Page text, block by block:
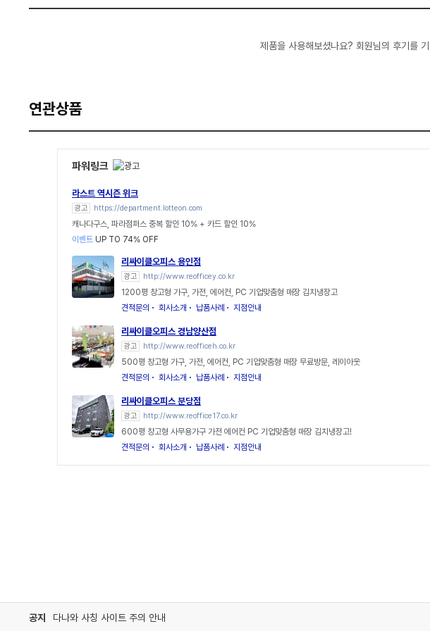
제품을 사용해보셨나요? 회원님의 후기를
연관상품
파워링크
라스트 역시즌 위크
광고 https://department.lotteon.com
캐나다구스, 파라점퍼스 중복 할인 10% + 카드 할인 10%
이벤트 UP TO 74% OFF
리싸이클오피스 용인점
광고 http://www.reofficey.co.kr
1200평 창고형 가구, 가전, 에어컨, PC 기업맞춤형 매장 김치냉장고
견적문의
회사소개 납품사례 지점안내
리싸이클오피스 경남양산점
광고 http://www.reofficeh.co.kr
500평 창고형 가구, 가전, 에어컨, PC 기업맞춤형 매장 무료방문, 레이아웃
견적문의
회사소개 납품사례 지점안내
리싸이클오피스 분당점
광고 http://www.reoffice17.co.kr
600평 창고형 사무용가구 가전 에어컨 PC 기업맞춤형 매장 김치냉장고!
견적문의
회사소개 납품사례 지점안내
공지 다나와 사칭 사이트 주의 안내